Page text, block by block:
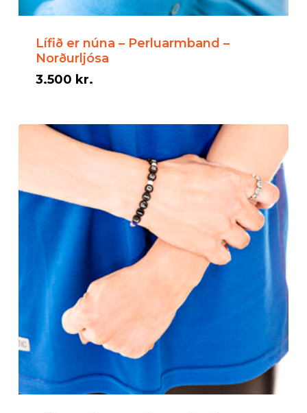
Lífið er núna – Perluarmband –
Norðurljósa
3.500 kr.